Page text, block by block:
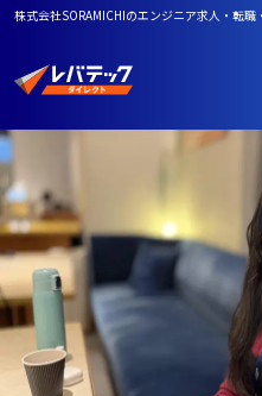
株式会社SORAMICHIのエンジニア求人・転